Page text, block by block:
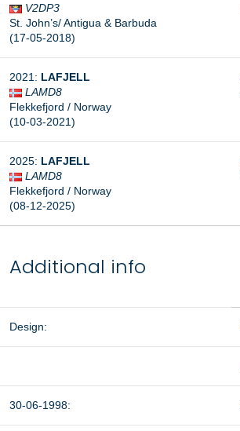
V2DP3
St. John’s/ Antigua & Barbuda
(17-05-2018)
2021: LAFJELL
LAMD8
Flekkefjord / Norway
(10-03-2021)
2025: LAFJELL
LAMD8
Flekkefjord / Norway
(08-12-2025)
Additional info
Design:
30-06-1998: